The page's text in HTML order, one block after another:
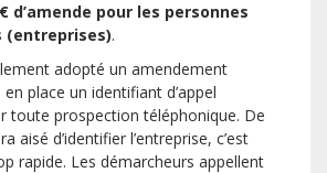
d’amende pour les personnes
(entreprises).
adopté un amendement
place un identifiant d’appel
toute prospection téléphonique. De
aisé d’identifier l’entreprise, c’est
rapide. Les démarcheurs appellent